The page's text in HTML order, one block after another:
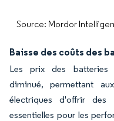
Source: Mordor
Baisse des coûts des
Les prix des batteries
diminué, permettant
électriques d'offrir des
essentielles pour les